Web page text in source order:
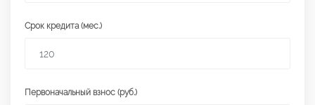
Срок кредита (мес.)
Первоначальный взнос (руб.)